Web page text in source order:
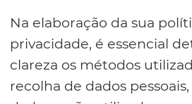
Na elaboração da sua
privacidade, é essencial
clareza os métodos
recolha de dados